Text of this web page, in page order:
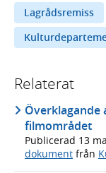
Lagrådsremiss
Relaterat
Överklagande
filmområdet
Publicerad 13
dokument från